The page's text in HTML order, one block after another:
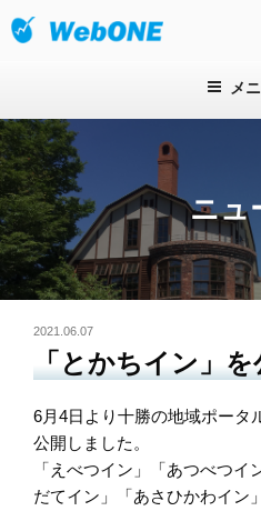
ン
へ
ス
キ
ッ
プ
メ
ニュ
投
2021.06.07
「とかちイン」
6月4日より十勝の地域ポータ
公開しました。
「えべつイン」「あつべつイ
だてイン」「あさひかわイン